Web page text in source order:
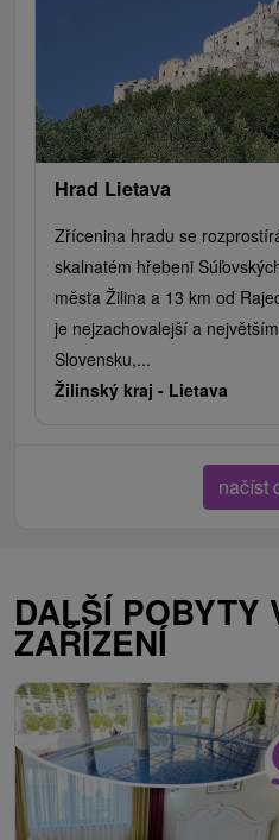
Hrad Lietava
Zřícenina hradu se
skalnatém hřebeni
města Žilina a 13 km od
je nejzachovalejší a
Slovensku,...
Žilinský kraj - Lietava
načíst
DALŠÍ POBYTY
ZAŘÍZENÍ